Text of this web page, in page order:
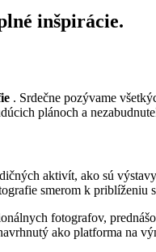
inšpirácie.
. Srdečne pozývame
plánoch a
aktivít, ako sú
smerom k priblíženiu
fotografov,
ako platforma na